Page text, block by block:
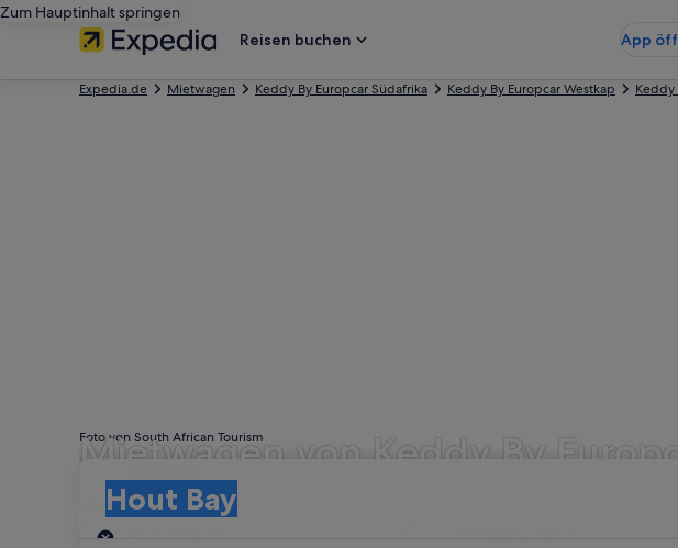
Zum Hauptinhalt springen
Reisen buchen
App
Expedia.de Mietwagen Keddy By Europcar Südafrika Keddy By Europcar Westkap Keddy
Mietwagen von Keddy By
Foto von South African Tourism
Hout Bay
Abholort